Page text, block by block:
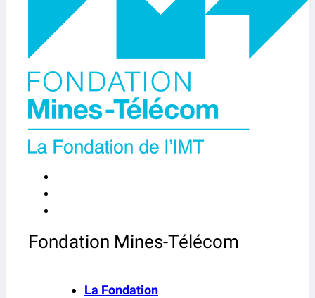
Fondation Mines-Télécom
La Fondation